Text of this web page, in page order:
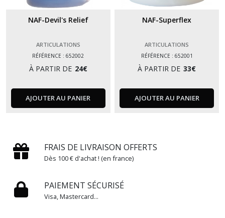
NAF-Devil's Relief
ARTICULATIONS
RÉFÉRENCE : 652002
À PARTIR DE 24€
AJOUTER AU PANIER
NAF-Superflex
ARTICULATIONS
RÉFÉRENCE : 652001
À PARTIR DE 33€
AJOUTER AU PANIER
FRAIS DE LIVRAISON OFFERTS
Dès 100 € d'achat ! (en france)
PAIEMENT SÉCURISÉ
Visa, Mastercard...